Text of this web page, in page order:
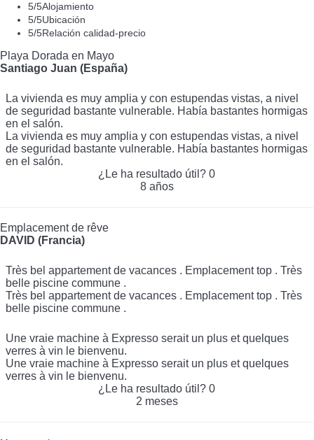
5/5Alojamiento
5/5Ubicación
5/5Relación calidad-precio
Playa Dorada en Mayo
Santiago Juan (España)
La vivienda es muy amplia y con estupendas vistas, a nivel
de seguridad bastante vulnerable. Había bastantes hormigas
en el salón.
La vivienda es muy amplia y con estupendas vistas, a nivel
de seguridad bastante vulnerable. Había bastantes hormigas
en el salón.
¿Le ha resultado útil? 0
8 años
Emplacement de rêve
DAVID (Francia)
Très bel appartement de vacances . Emplacement top . Très
belle piscine commune .
Très bel appartement de vacances . Emplacement top . Très
belle piscine commune .
Une vraie machine à Expresso serait un plus et quelques
verres à vin le bienvenu.
Une vraie machine à Expresso serait un plus et quelques
verres à vin le bienvenu.
¿Le ha resultado útil? 0
2 meses